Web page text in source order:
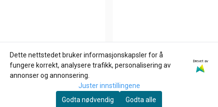
GARDNER-WESTCOTT
1/4-20 x 1 3/4 inch allen
ZODIAC
ROCKER ARM SHIMS FOR
EVOLUTION & TWIN CAM,
Spacer 012"
6,-
Dette nettstedet bruker informasjonskapsler for å
fungere korrekt, analysere trafikk, personalisering av
annonser og annonsering.
Drevet av
Juster innstillingene
Godta nødvendig
Godta alle